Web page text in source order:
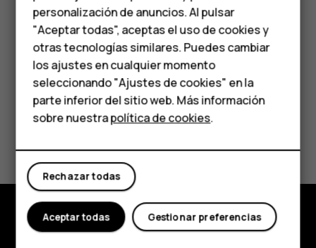
Teléfonos para
personas mayores
HMD Terra M
Comprar
Mi cuenta
nombre del mapa.
PresioneELIMINAR.
Sí No
Comprar
personalización de anuncios. Al pulsar
"Aceptar todas", aceptas el uso de cookies y
otras tecnologías similares. Puedes cambiar
los ajustes en cualquier momento
seleccionando "Ajustes de cookies" en la
parte inferior del sitio web. Más información
sobre nuestrapolítica de cookies.
Rechazar todas
Gestionar preferencias
Aceptar todas